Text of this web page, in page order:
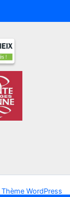
Thème WordPress